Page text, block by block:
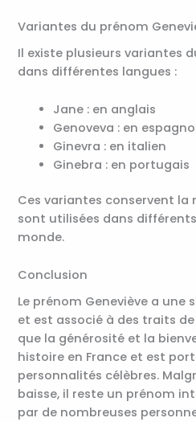
Variantes du prénom
Il existe plusieurs variantes
dans différentes langues :
Jane : en anglais
Genoveva : en
Ginevra : en italien
Ginebra : en portugais
Ces variantes conservent
sont utilisées dans
monde.
Conclusion
Le prénom Geneviève a
et est associé à des traits
que la générosité et la
histoire en France et est
personnalités célèbres.
baisse, il reste un prénom
par de nombreuses